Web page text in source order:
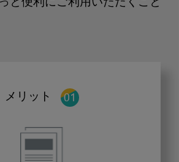
と便利にご利用いただくこと
メリット